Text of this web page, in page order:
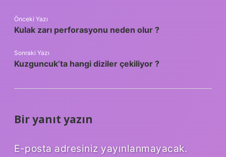
Önceki Yazı
Kulak zarı perforasyonu neden olur ?
Sonraki Yazı
Kuzguncuk’ta hangi diziler çekiliyor ?
Bir yanıt yazın
E-posta adresiniz yayınlanmayacak.